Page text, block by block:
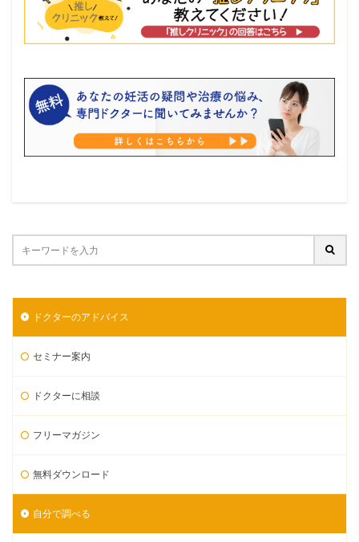
ドクターのアドバイス
セミナー案内
ドクターに相談
フリーマガジン
無料ダウンロード
自分で調べる